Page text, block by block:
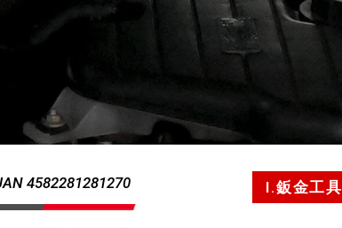
4582281281270 I.鈑金工具